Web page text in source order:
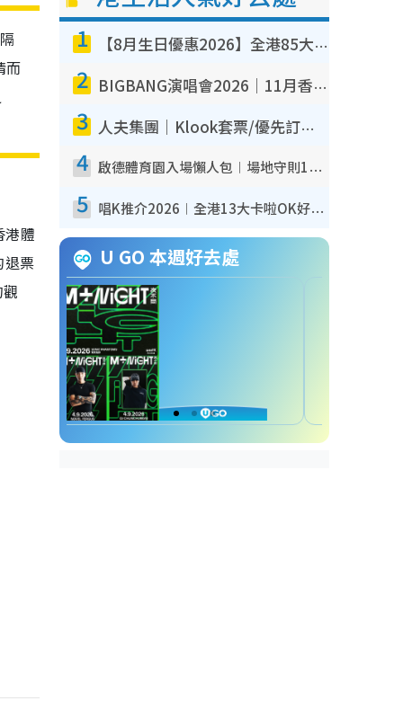
而
港體
退票
1 【8月生日優惠2026】全港85大食買玩著數攻略 自助餐/火鍋放題同行免費＋誠品/DONKI送現金券
2 BIGBANG演唱會2026｜11月香港啟德開3場！實名制VIP申請、優先購票攻略
3 人夫集團｜Klook套票/優先訂票/公開發售搶飛攻略！附票價.購票連結.場地座位表
4 啟德體育園入場懶人包︱場地守則12違禁品不可進場准帶細水樽但全場禁樽蓋！應援牌有限制！
5 唱K推介2026︱全港13大卡啦OK好去處！最平$36起 日文K都有！(附地址+收費詳情)
U GO 本週好去處